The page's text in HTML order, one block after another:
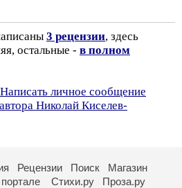
3 рецензии, здесь
остальные - в полном
Написать личное сообщение
Николай Киселев-
Рецензии Поиск
Магазин
Стихи.ру Проза.ру